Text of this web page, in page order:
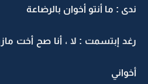
ندى : ما أنتو أخوان بالرضاعة
رغد إبتسمت : لا ، أنا صح أخت
أخواني